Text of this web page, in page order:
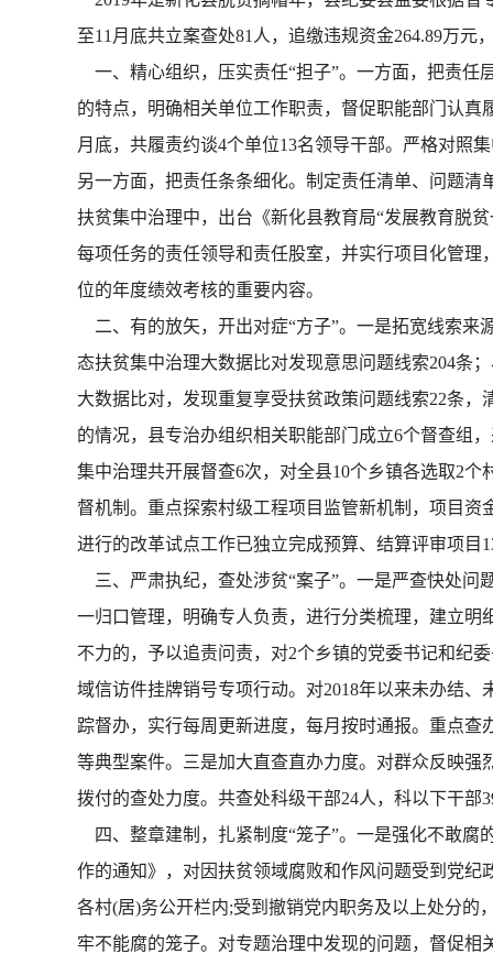
至11月底共立案查处81人，追缴违规资金264.89万元
一、精心组织，压实责任“担子”。一方面，把责任
的特点，明确相关单位工作职责，督促职能部门认
月底，共履责约谈4个单位13名领导干部。严格对照
另一方面，把责任条条细化。制定责任清单、问题
扶贫集中治理中，出台《新化县教育局“发展教育脱
每项任务的责任领导和责任股室，并实行项目化管
位的年度绩效考核的重要内容。
二、有的放矢，开出对症“方子”。一是拓宽线索来
态扶贫集中治理大数据比对发现意思问题线索204条
大数据比对，发现重复享受扶贫政策问题线索22条
的情况，县专治办组织相关职能部门成立6个督查组
集中治理共开展督查6次，对全县10个乡镇各选取2
督机制。重点探索村级工程项目监管新机制，项目
进行的改革试点工作已独立完成预算、结算评审项目
三、严肃执纪，查处涉贫“案子”。一是严查快处问
一归口管理，明确专人负责，进行分类梳理，建立
不力的，予以追责问责，对2个乡镇的党委书记和纪
域信访件挂牌销号专项行动。对2018年以来未办结
踪督办，实行每周更新进度，每月按时通报。重点查
等典型案件。三是加大直查直办力度。对群众反映
拨付的查处力度。共查处科级干部24人，科以下干
四、整章建制，扎紧制度“笼子”。一是强化不敢腐
作的通知》，对因扶贫领域腐败和作风问题受到党
各村(居)务公开栏内;受到撤销党内职务及以上处分的
牢不能腐的笼子。对专题治理中发现的问题，督促